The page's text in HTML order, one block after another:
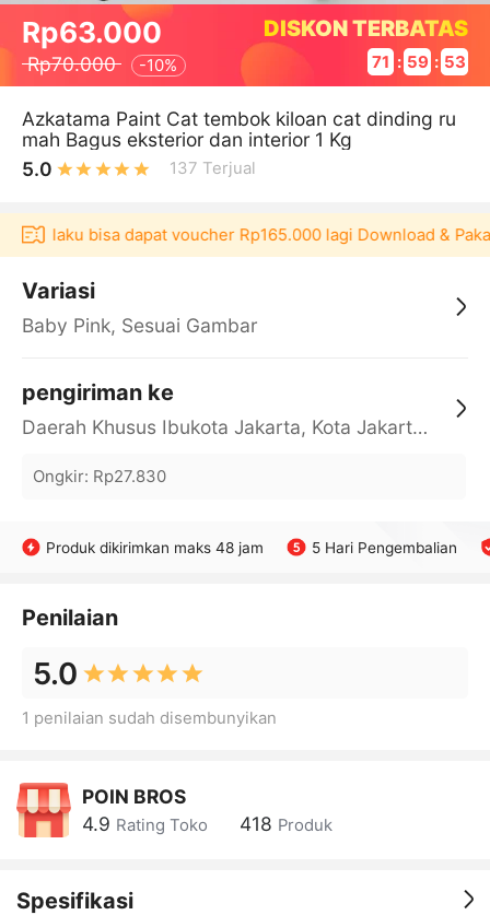
Rp63.000
Rp70.000 -10%
DISKON TERBATAS
71 : 59 : 53
Azkatama Paint Cat tembok kiloan cat dinding ru
mah Bagus eksterior dan interior 1 Kg
5.0
137 Terjual
bisa dapat voucher Rp165.000 lagi Download & Pakai
Variasi
Baby Pink, Sesuai Gambar
pengiriman ke
Daerah Khusus Ibukota Jakarta, Kota Jakarta Barat, Cengkareng, yy
Ongkir: Rp27.830
Produk dikirimkan maks 48 jam 5 Hari Pengembalian
Penilaian
5.0
1 penilaian sudah disembunyikan
POIN BROS
4.9 Rating Toko 418 Produk
Spesifikasi